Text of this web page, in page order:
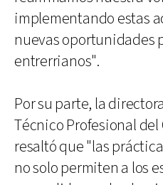
implementando estas
nuevas oportunidades
entrerrianos".
Por su parte, la
Técnico Profesional del
resaltó que "las
no solo permiten a los